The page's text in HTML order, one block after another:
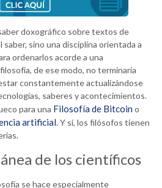
doxográfico sobre textos de
sino una disciplina orientada a
ordenarlos acorde a una
de ese modo, no terminaría
constantemente actualizándose
saberes y acontecimientos.
para una Filosofía de Bitcoin o
artificial. Y sí, los filósofos tienen
de los científicos
se hace especialmente